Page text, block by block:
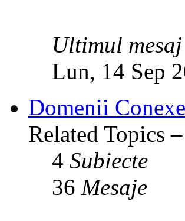
Ultimul mesaj
Lun, 14 Sep
Domenii
Related Topics
4 Subiecte
36 Mesaje